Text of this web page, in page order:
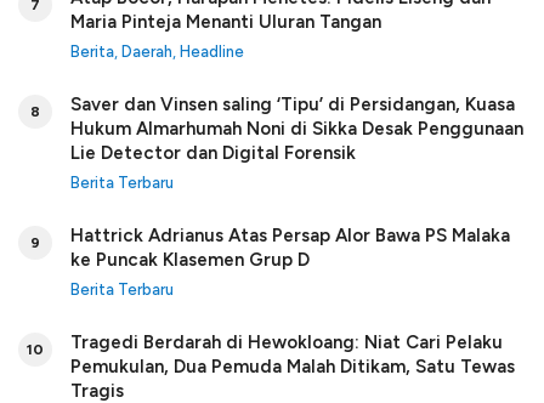
7
Maria Pinteja Menanti Uluran Tangan
Berita Daerah Headline
8
Saver dan Vinsen saling ‘Tipu’ di Persidangan, Kuasa
Hukum Almarhumah Noni di Sikka Desak Penggunaan
Lie Detector dan Digital Forensik
Berita Terbaru
9
Hattrick Adrianus Atas Persap Alor Bawa PS Malaka
ke Puncak Klasemen Grup D
Berita Terbaru
10
Tragedi Berdarah di Hewokloang: Niat Cari Pelaku
Pemukulan, Dua Pemuda Malah Ditikam, Satu Tewas
Tragis